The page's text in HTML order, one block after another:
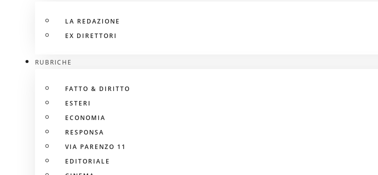
LA REDAZIONE
EX DIRETTORI
RUBRICHE
FATTO & DIRITTO
ESTERI
ECONOMIA
RESPONSA
VIA PARENZO 11
EDITORIALE